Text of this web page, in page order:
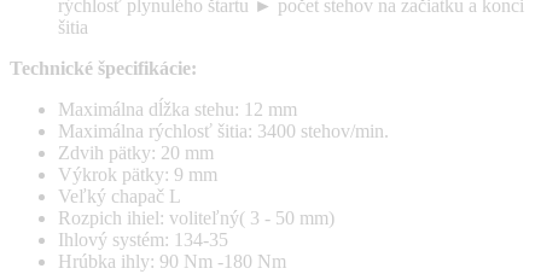
rýchlosť plynulého štartu ► počet stehov na začiatku a konci
šitia
Technické špecifikácie:
Maximálna dĺžka stehu: 12 mm
Maximálna rýchlosť šitia: 3400 stehov/min.
Zdvih pätky: 20 mm
Výkrok pätky: 9 mm
Veľký chapač L
Rozpich ihiel: voliteľný( 3 - 50 mm)
Ihlový systém: 134-35
Hrúbka ihly: 90 Nm -180 Nm